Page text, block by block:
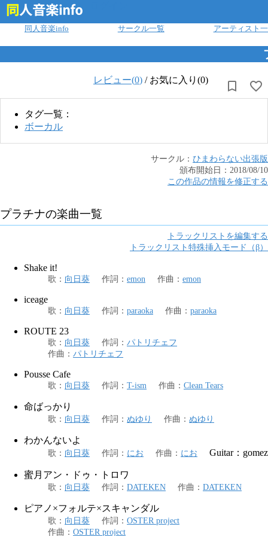
同人音楽info サークル一覧 アーティスト
レビュー(0) / お気に入り(0)
タグ一覧：
ボーカル
サークル： ひまわらない出張版
頒布開始日： 2018/08/10
この作品の情報を修正する
プラチナの楽曲一覧
トラックリストを編集する
トラックリスト特殊挿入モード（β）
Shake it!
歌 ： 向日葵 作詞 ： emon 作曲 ： emon
iceage
歌 ： 向日葵 作詞 ： paraoka 作曲 ： paraoka
ROUTE 23
歌 ： 向日葵 作詞 ： パトリチェフ
作曲 ： パトリチェフ
Pousse Cafe
歌 ： 向日葵 作詞 ： T-ism 作曲 ： Clean Tears
命ばっかり
歌 ： 向日葵 作詞 ： ぬゆり 作曲 ： ぬゆり
わかんないよ
歌 ： 向日葵 作詞 ： にお 作曲 ： にお Guitar：gomez
蜜月アン・ドゥ・トロワ
歌 ： 向日葵 作詞 ： DATEKEN 作曲 ： DATEKEN
ピアノ×フォルテ×スキャンダル
歌 ： 向日葵 作詞 ： OSTER project
作曲 ： OSTER project